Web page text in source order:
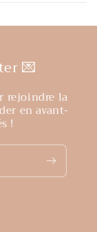
💌
rejoindre la
en avant-
!